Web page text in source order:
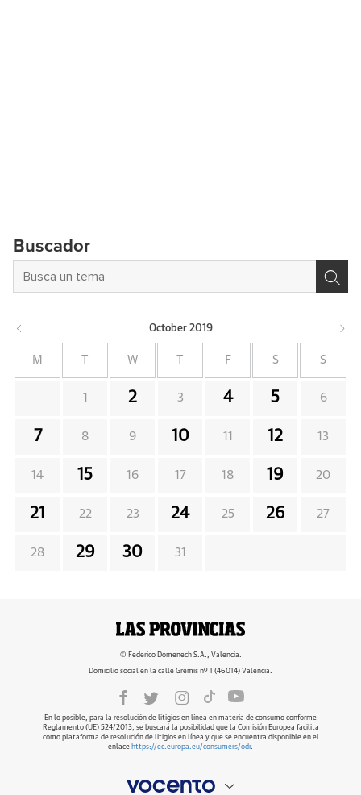
Buscador
October 2019
M W F S S
1 2 3 4 5 6
7 8 9 10 11 12 13
14 15 16 17 18 19 20
21 22 23 24 25 26 27
28 29 30 31
© Federico Domenech S.A., Valencia.
Domicilio social en la calle Gremis nº 1 (46014) Valencia.
En lo posible, para la resolución de litigios en línea en materia de consumo conforme
Reglamento (UE) 524/2013, se buscará la posibilidad que la Comisión Europea facilita
como plataforma de resolución de litigios en línea y que se encuentra disponible en el
enlace https://ec.europa.eu/consumers/odr.